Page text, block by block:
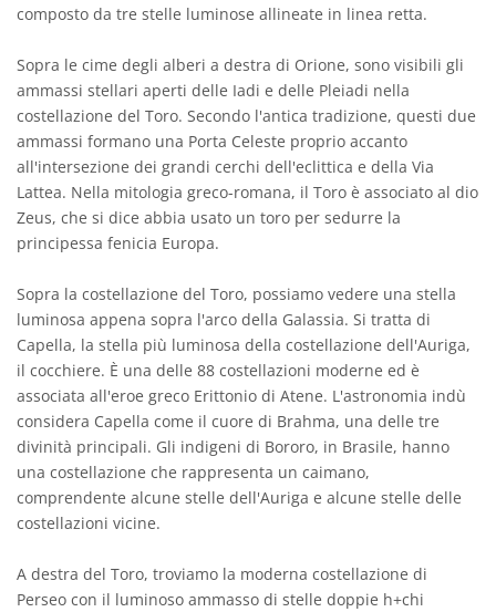
composto da tre stelle luminose allineate in linea retta.
Sopra le cime degli alberi a destra di Orione, sono visibili gli
ammassi stellari aperti delle Iadi e delle Pleiadi nella
costellazione del Toro. Secondo l'antica tradizione, questi due
ammassi formano una Porta Celeste proprio accanto
all'intersezione dei grandi cerchi dell'eclittica e della Via
Lattea. Nella mitologia greco-romana, il Toro è associato al dio
Zeus, che si dice abbia usato un toro per sedurre la
principessa fenicia Europa.
Sopra la costellazione del Toro, possiamo vedere una stella
luminosa appena sopra l'arco della Galassia. Si tratta di
Capella, la stella più luminosa della costellazione dell'Auriga,
il cocchiere. È una delle 88 costellazioni moderne ed è
associata all'eroe greco Erittonio di Atene. L'astronomia indù
considera Capella come il cuore di Brahma, una delle tre
divinità principali. Gli indigeni di Bororo, in Brasile, hanno
una costellazione che rappresenta un caimano,
comprendente alcune stelle dell'Auriga e alcune stelle delle
costellazioni vicine.
A destra del Toro, troviamo la moderna costellazione di
Perseo con il luminoso ammasso di stelle doppie h+chi